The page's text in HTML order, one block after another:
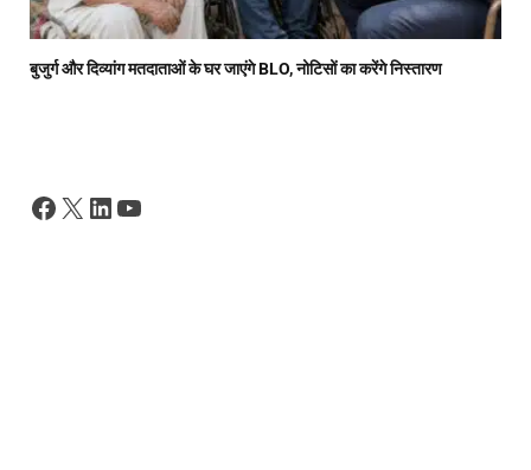
बुजुर्ग और दिव्यांग मतदाताओं के घर जाएंगे BLO, नोटिसों का करेंगे निस्तारण
Facebook
X LinkedIn
YouTube